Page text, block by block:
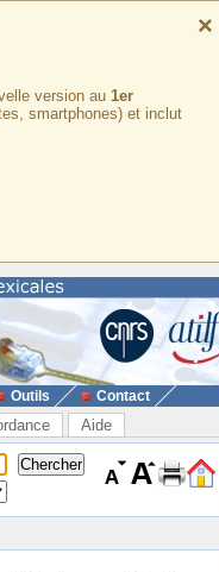
×
version au 1er
smartphones) et inclut
Outils Contact
Aide